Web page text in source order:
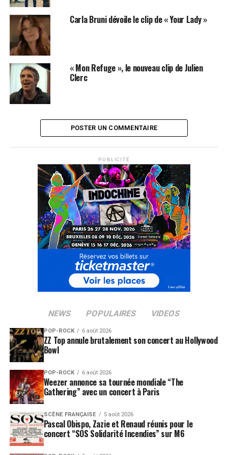
Carla Bruni dévoile le clip de « Your Lady »
« Mon Refuge », le nouveau clip de Julien
Clerc
POSTER UN COMMENTAIRE
PUBLICITÉ
NEWS POPULAIRES VIDEOS
POP-ROCK 6 août 2026
ZZ Top annule brutalement son concert au Hollywood
Bowl
POP-ROCK 6 août 2026
Weezer annonce sa tournée mondiale “The
Gathering” avec un concert à Paris
SCÈNE FRANÇAISE 5 août 2026
Pascal Obispo, Zazie et Renaud réunis pour le
concert “SOS Solidarité Incendies” sur M6